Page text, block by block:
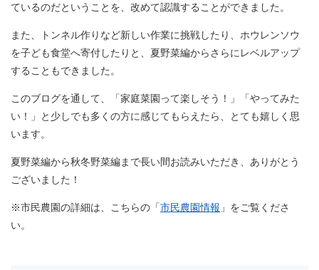
ているのだということを、改めて認識することができました。
また、トンネル作りなど新しい作業に挑戦したり、ホウレンソウ
を子ども食堂へ寄付したりと、夏野菜編からさらにレベルアップ
することもできました。
このブログを通して、「家庭菜園って楽しそう！」「やってみた
い！」と少しでも多くの方に感じてもらえたら、とても嬉しく思
います。
夏野菜編から秋冬野菜編まで長い間お読みいただき、ありがとう
ございました！
※市民農園の詳細は、こちらの「市民農園情報 」をご覧くださ
い。